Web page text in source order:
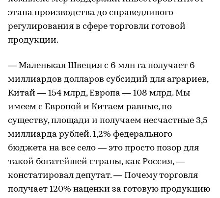
этапа производства до справедливого
регулирования в сфере торговли готовой
продукции.
— Маленькая Швеция с 6 млн га получает 6
миллиардов долларов субсидий для аграриев,
Китай — 154 млрд, Европа — 108 млрд. Мы
имеем с Европой и Китаем равные, по
существу, площади и получаем несчастные 3,5
миллиарда рублей. 1,2% федерального
бюджета на все село — это просто позор для
такой богатейшей страны, как Россия, —
констатировал депутат. — Почему торговля
получает 120% наценки за готовую продукцию